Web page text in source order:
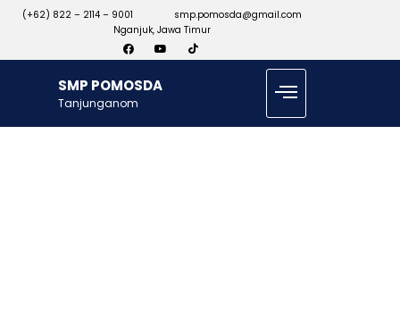
(+62) 822 – 2114 – 9001
smp.pomosda@gmail.com
Nganjuk, Jawa Timur
SMP POMOSDA
Tanjunganom